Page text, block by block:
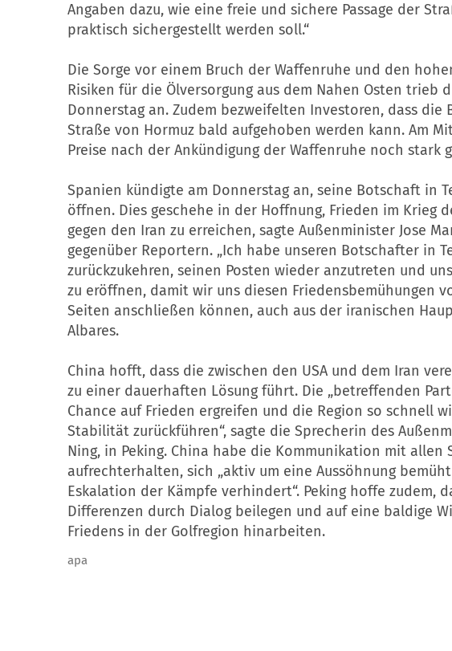
Angaben dazu, wie eine freie und sichere Passage der
praktisch sichergestellt werden soll.“
Die Sorge vor einem Bruch der Waffenruhe und den
Risiken für die Ölversorgung aus dem Nahen Osten trieb
Donnerstag an. Zudem bezweifelten Investoren, dass die
Straße von Hormuz bald aufgehoben werden kann. Am
Preise nach der Ankündigung der Waffenruhe noch stark
Spanien kündigte am Donnerstag an, seine Botschaft in
öffnen. Dies geschehe in der Hoffnung, Frieden im Krieg
gegen den Iran zu erreichen, sagte Außenminister Jose
gegenüber Reportern. „Ich habe unseren Botschafter in
zurückzukehren, seinen Posten wieder anzutreten und
zu eröffnen, damit wir uns diesen Friedensbemühungen
Seiten anschließen können, auch aus der iranischen
Albares.
China hofft, dass die zwischen den USA und dem Iran
zu einer dauerhaften Lösung führt. Die „betreffenden
Chance auf Frieden ergreifen und die Region so schnell
Stabilität zurückführen“, sagte die Sprecherin des
Ning, in Peking. China habe die Kommunikation mit allen
aufrechterhalten, sich „aktiv um eine Aussöhnung
Eskalation der Kämpfe verhindert“. Peking hoffe zudem,
Differenzen durch Dialog beilegen und auf eine baldige
Friedens in der Golfregion hinarbeiten.
apa